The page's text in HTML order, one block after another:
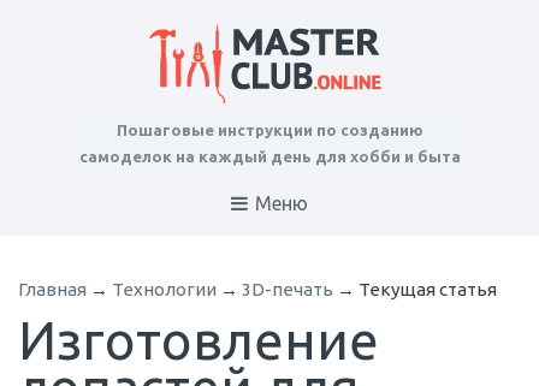
Пошаговые инструкции по созданию
самоделок на каждый день для хобби и быта
Меню
Главная → Технологии → 3D-печать → Текущая статья
Изготовление